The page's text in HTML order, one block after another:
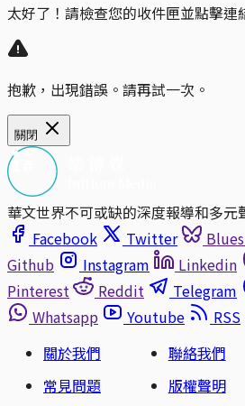
太好了！請檢查您的收件匣並點擊連
抱歉，出現錯誤。請再試一次。
關閉
華文世界不可或缺的深度報導和多元
Facebook
Twitter
Github
Instagram Linkedin
Pinterest
Reddit Telegram
Whatsapp
Youtube
RSS
關於我們
聯絡我們
常見問題
版權聲明